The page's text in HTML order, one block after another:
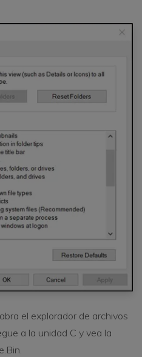
el explorador de archivos
a la unidad C y vea la